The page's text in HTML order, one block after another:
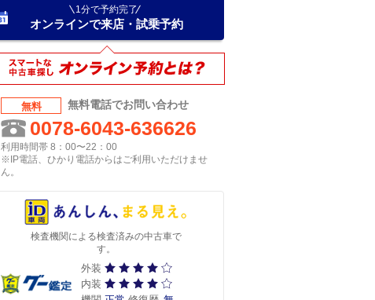
1分で予約完了
オンラインで来店・試乗予約
無料 無料電話でお問い合わせ
0078-6043-636626
利用時間帯 8：00〜22：00
※IP電話、ひかり電話からはご利用いただけませ
ん。
検査機関による検査済みの中古車で
す。
外装
内装